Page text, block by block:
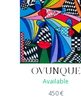
OVUNQUE
Available
450€